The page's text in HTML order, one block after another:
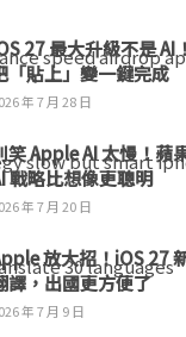
27 最大升級不是 AI
「貼上」變一鍵完成
年 7 月 28 日
笑 Apple AI 太慢！蘋
戰略比想像更聰明
年 7 月 20 日
放大招！iOS 27
譯，出國更方便了
年 7 月 9 日